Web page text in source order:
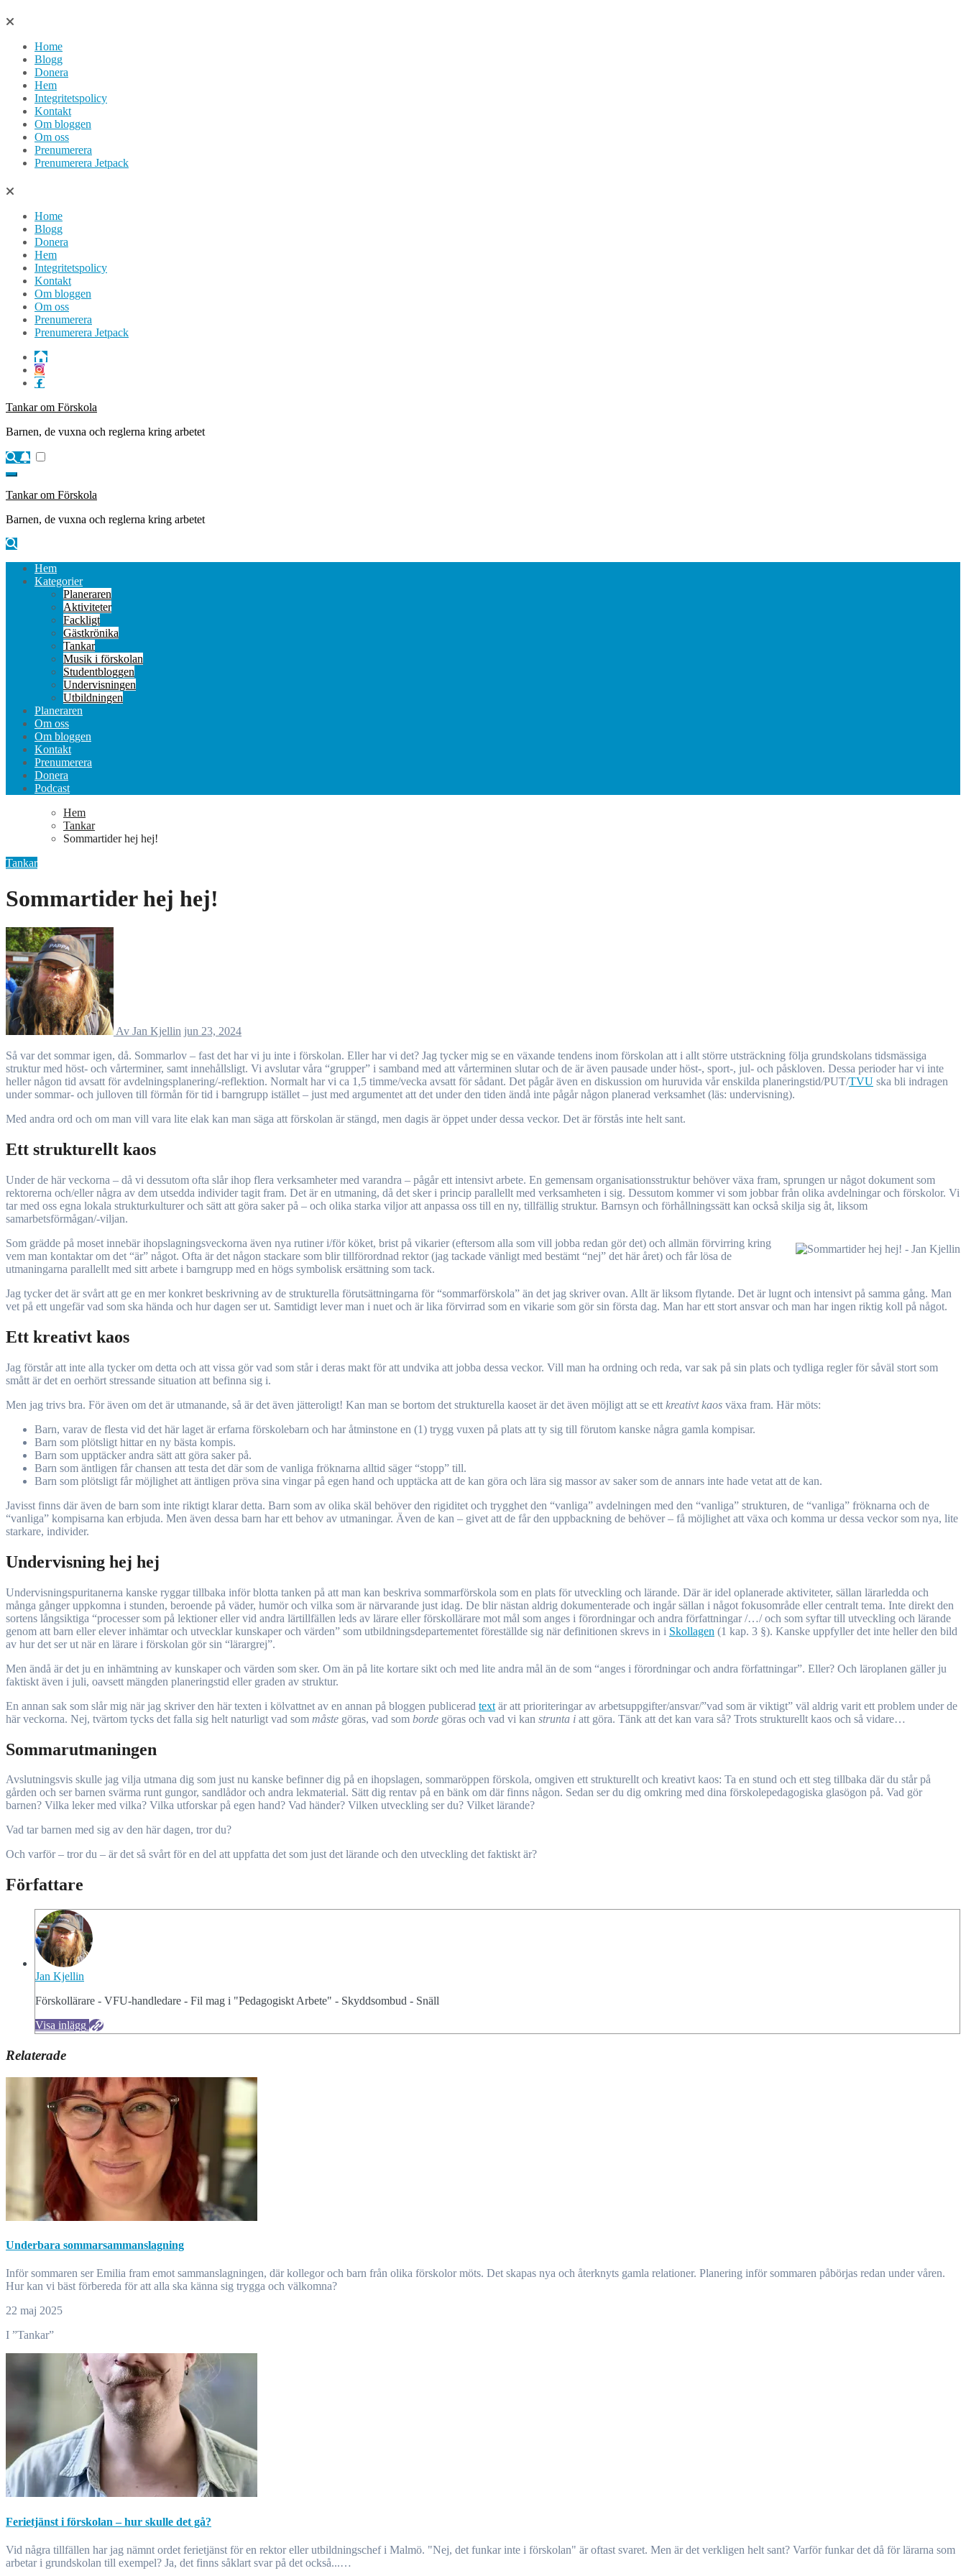
Hoppa
innehållHome
Blogg
Donera
Hem
Integritetspolicy
Kontakt
Om bloggen
Om oss
Prenumerera
Prenumerera Jetpack
Home
Blogg
Donera
Hem
Integritetspolicy
Kontakt
Om bloggen
Om oss
Prenumerera
Prenumerera Jetpack
Tankar om Förskola
Barnen, de vuxna och reglerna kring arbetet
Tankar om Förskola
Barnen, de vuxna och reglerna kring arbetet
Hem
Kategorier
Planeraren
Aktiviteter
Fackligt
Gästkrönika
Tankar
Musik i förskolan
Studentbloggen
Undervisningen
Utbildningen
Planeraren
Om oss
Om bloggen
Kontakt
Prenumerera
Donera
Podcast
Hem
Tankar
Sommartider hej hej!
Tankar
Sommartider hej hej!
Av Jan Kjellin jun 23, 2024
Så var det sommar igen, då. Sommarlov – fast det har vi ju inte i förskolan. Eller har vi det? Jag tycker mig se en växande tendens inom förskolan att i allt större utsträckning följa grundskolans tidsmässiga
struktur med höst- och vårterminer, samt innehållsligt. Vi avslutar våra “grupper” i samband med att vårterminen slutar och de är även pausade under höst-, sport-, jul- och påskloven. Dessa perioder har vi inte
heller någon tid avsatt för avdelningsplanering/-reflektion. Normalt har vi ca 1,5 timme/vecka avsatt för sådant. Det pågår även en diskussion om huruvida vår enskilda planeringstid/PUT/TVU ska bli indragen
under sommar- och julloven till förmån för tid i barngrupp istället – just med argumentet att det under den tiden ändå inte pågår någon planerad verksamhet (läs: undervisning).
Med andra ord och om man vill vara lite elak kan man säga att förskolan är stängd, men dagis är öppet under dessa veckor. Det är förstås inte helt sant.
Ett strukturellt kaos
Under de här veckorna – då vi dessutom ofta slår ihop flera verksamheter med varandra – pågår ett intensivt arbete. En gemensam organisationsstruktur behöver växa fram, sprungen ur något dokument som
rektorerna och/eller några av dem utsedda individer tagit fram. Det är en utmaning, då det sker i princip parallellt med verksamheten i sig. Dessutom kommer vi som jobbar från olika avdelningar och förskolor. Vi
tar med oss egna lokala strukturkulturer och sätt att göra saker på – och olika starka viljor att anpassa oss till en ny, tillfällig struktur. Barnsyn och förhållningssätt kan också skilja sig åt, liksom
samarbetsförmågan/-viljan.
Som grädde på moset innebär ihopslagningsveckorna även nya rutiner i/för köket, brist på vikarier (eftersom alla som vill jobba redan gör det) och allmän förvirring kring
vem man kontaktar om det “är” något. Ofta är det någon stackare som blir tillförordnad rektor (jag tackade vänligt med bestämt “nej” det här året) och får lösa de
utmaningarna parallellt med sitt arbete i barngrupp med en högs symbolisk ersättning som tack.
Jag tycker det är svårt att ge en mer konkret beskrivning av de strukturella förutsättningarna för “sommarförskola” än det jag skriver ovan. Allt är liksom flytande. Det är lugnt och intensivt på samma gång. Man
vet på ett ungefär vad som ska hända och hur dagen ser ut. Samtidigt lever man i nuet och är lika förvirrad som en vikarie som gör sin första dag. Man har ett stort ansvar och man har ingen riktig koll på något.
Ett kreativt kaos
Jag förstår att inte alla tycker om detta och att vissa gör vad som står i deras makt för att undvika att jobba dessa veckor. Vill man ha ordning och reda, var sak på sin plats och tydliga regler för såväl stort som
smått är det en oerhört stressande situation att befinna sig i.
Men jag trivs bra. För även om det är utmanande, så är det även jätteroligt! Kan man se bortom det strukturella kaoset är det även möjligt att se ett kreativt kaos växa fram. Här möts:
Barn, varav de flesta vid det här laget är erfarna förskolebarn och har åtminstone en (1) trygg vuxen på plats att ty sig till förutom kanske några gamla kompisar.
Barn som plötsligt hittar en ny bästa kompis.
Barn som upptäcker andra sätt att göra saker på.
Barn som äntligen får chansen att testa det där som de vanliga fröknarna alltid säger “stopp” till.
Barn som plötsligt får möjlighet att äntligen pröva sina vingar på egen hand och upptäcka att de kan göra och lära sig massor av saker som de annars inte hade vetat att de kan.
Javisst finns där även de barn som inte riktigt klarar detta. Barn som av olika skäl behöver den rigiditet och trygghet den “vanliga” avdelningen med den “vanliga” strukturen, de “vanliga” fröknarna och de
“vanliga” kompisarna kan erbjuda. Men även dessa barn har ett behov av utmaningar. Även de kan – givet att de får den uppbackning de behöver – få möjlighet att växa och komma ur dessa veckor som nya, lite
starkare, individer.
Undervisning hej hej
Undervisningspuritanerna kanske ryggar tillbaka inför blotta tanken på att man kan beskriva sommarförskola som en plats för utveckling och lärande. Där är idel oplanerade aktiviteter, sällan lärarledda och
många gånger uppkomna i stunden, beroende på väder, humör och vilka som är närvarande just idag. De blir nästan aldrig dokumenterade och ingår sällan i något fokusområde eller centralt tema. Inte direkt den
sortens långsiktiga “processer som på lektioner eller vid andra lärtillfällen leds av lärare eller förskollärare mot mål som anges i förordningar och andra författningar /…/ och som syftar till utveckling och lärande
genom att barn eller elever inhämtar och utvecklar kunskaper och värden” som utbildningsdepartementet föreställde sig när definitionen skrevs in i Skollagen (1 kap. 3 §). Kanske uppfyller det inte heller den bild
av hur det ser ut när en lärare i förskolan gör sin “lärargrej”.
Men ändå är det ju en inhämtning av kunskaper och värden som sker. Om än på lite kortare sikt och med lite andra mål än de som “anges i förordningar och andra författningar”. Eller? Och läroplanen gäller ju
faktiskt även i juli, oavsett mängden planeringstid eller graden av struktur.
En annan sak som slår mig när jag skriver den här texten i kölvattnet av en annan på bloggen publicerad text är att prioriteringar av arbetsuppgifter/ansvar/”vad som är viktigt” väl aldrig varit ett problem under de
här veckorna. Nej, tvärtom tycks det falla sig helt naturligt vad som måste göras, vad som borde göras och vad vi kan strunta i att göra. Tänk att det kan vara så? Trots strukturellt kaos och så vidare…
Sommarutmaningen
Avslutningsvis skulle jag vilja utmana dig som just nu kanske befinner dig på en ihopslagen, sommaröppen förskola, omgiven ett strukturellt och kreativt kaos: Ta en stund och ett steg tillbaka där du står på
gården och ser barnen svärma runt gungor, sandlådor och andra lekmaterial. Sätt dig rentav på en bänk om där finns någon. Sedan ser du dig omkring med dina förskolepedagogiska glasögon på. Vad gör
barnen? Vilka leker med vilka? Vilka utforskar på egen hand? Vad händer? Vilken utveckling ser du? Vilket lärande?
Vad tar barnen med sig av den här dagen, tror du?
Och varför – tror du – är det så svårt för en del att uppfatta det som just det lärande och den utveckling det faktiskt är?
Författare
Jan Kjellin
Förskollärare - VFU-handledare - Fil mag i "Pedagogiskt Arbete" - Skyddsombud - Snäll
Visa inlägg
Relaterade
Underbara sommarsammanslagning
Inför sommaren ser Emilia fram emot sammanslagningen, där kollegor och barn från olika förskolor möts. Det skapas nya och återknyts gamla relationer. Planering inför sommaren påbörjas redan under våren.
Hur kan vi bäst förbereda för att alla ska känna sig trygga och välkomna?
22 maj 2025
I ”Tankar”
Ferietjänst i förskolan – hur skulle det gå?
Vid några tillfällen har jag nämnt ordet ferietjänst för en rektor eller utbildningschef i Malmö. "Nej, det funkar inte i förskolan" är oftast svaret. Men är det verkligen helt sant? Varför funkar det då för lärarna som
arbetar i grundskolan till exempel? Ja, det finns såklart svar på det också...…